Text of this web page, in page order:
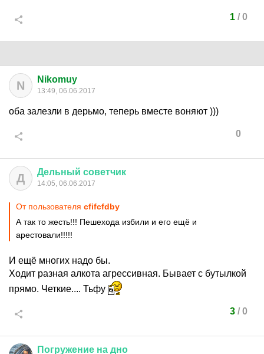
1/ 0
N Nikomuy
13:49, 06.06.2017
оба залезли в дерьмо, теперь вместе воняют )))
0
Д Дельный советчик
14:05, 06.06.2017
От пользователя cfifcfdby
А так то жесть!!! Пешехода избили и его ещё и
арестовали!!!!!
И ещё многих надо бы.
Ходит разная алкота агрессивная. Бывает с бутылкой
прямо. Четкие.... Тьфу
3/ 0
Погружение на дно